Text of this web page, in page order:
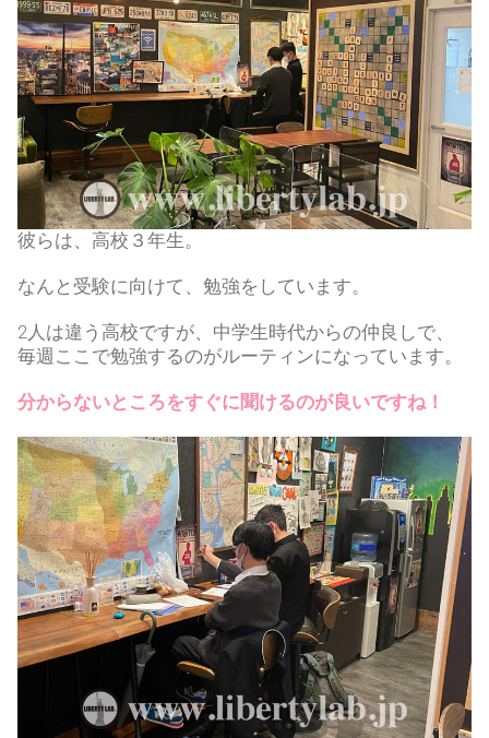
彼らは、高校３年生。
なんと受験に向けて、勉強をしています。
2人は違う高校ですが、中学生時代からの仲良しで、
毎週ここで勉強するのがルーティンになっています。
分からないところをすぐに聞けるのが良いですね！